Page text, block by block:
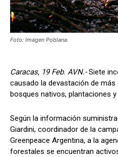
Foto: Imagen Poblana.
Caracas, 19 Feb. AVN.-Siete
causado la devastación de más
bosques nativos, plantaciones
Según la información
Giardini, coordinador de la
Greenpeace Argentina, a la
forestales se encuentran